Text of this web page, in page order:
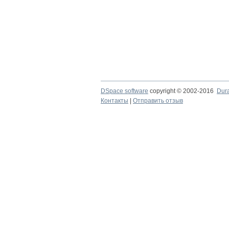
DSpace software copyright © 2002-2016
Контакты
Отправить отзыв